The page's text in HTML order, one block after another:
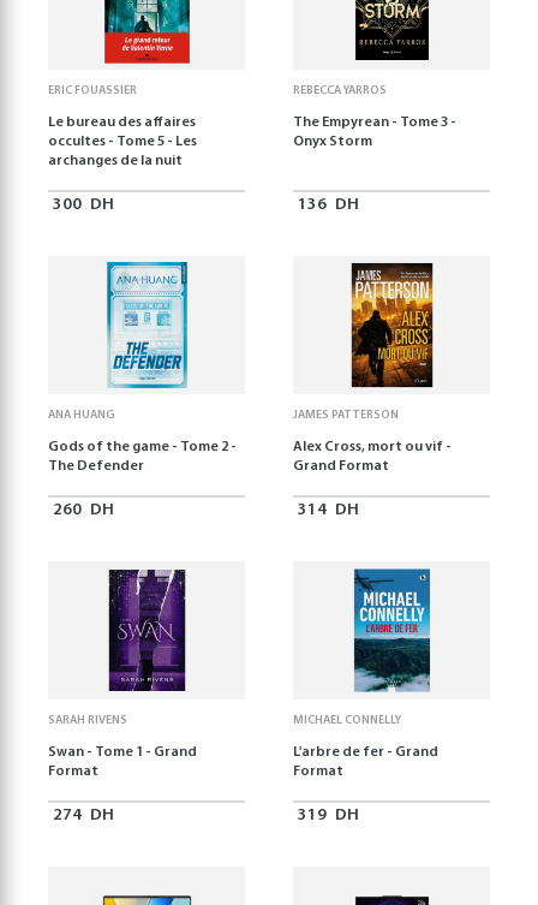
ERIC FOUASSIER
Le bureau des affaires
occultes - Tome 5 - Les
archanges de la nuit
300 DH
REBECCA YARROS
The Empyrean - Tome 3 -
Onyx Storm
136 DH
ANA HUANG
Gods of the game - Tome 2 -
The Defender
260 DH
JAMES PATTERSON
Alex Cross, mort ou vif -
Grand Format
314 DH
SARAH RIVENS
Swan - Tome 1 - Grand
Format
274 DH
MICHAEL CONNELLY
L'arbre de fer - Grand
Format
319 DH